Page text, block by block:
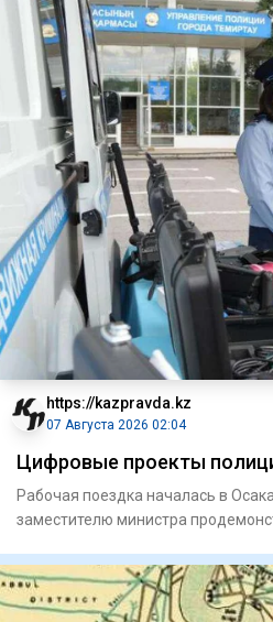
https://kazpravda.kz
07 Августа 2026 02:04
Цифровые проекты
Рабочая поездка началась в
замес­тителю министра